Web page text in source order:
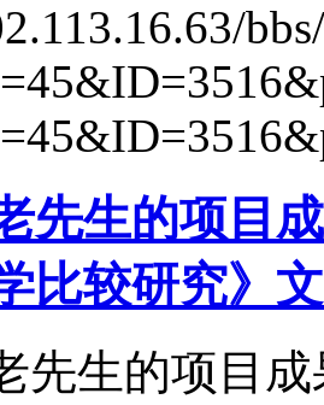
先生的项目
比较研究》
先生的项目